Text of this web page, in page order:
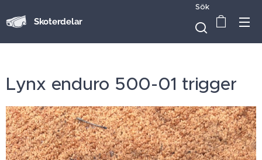
Skoterdelar
Sök
Lynx enduro 500-01 trigger